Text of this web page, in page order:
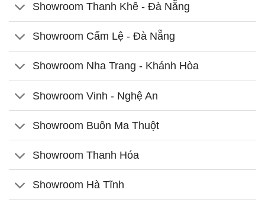
Showroom Thanh Khê - Đà Nẵng
Showroom Cẩm Lệ - Đà Nẵng
Showroom Nha Trang - Khánh Hòa
Showroom Vinh - Nghệ An
Showroom Buôn Ma Thuột
Showroom Thanh Hóa
Showroom Hà Tĩnh